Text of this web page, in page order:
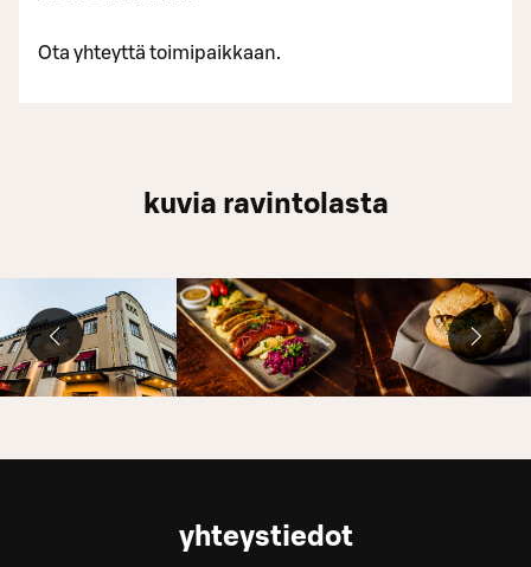
Ota yhteyttä toimipaikkaan.
kuvia ravintolasta
yhteystiedot